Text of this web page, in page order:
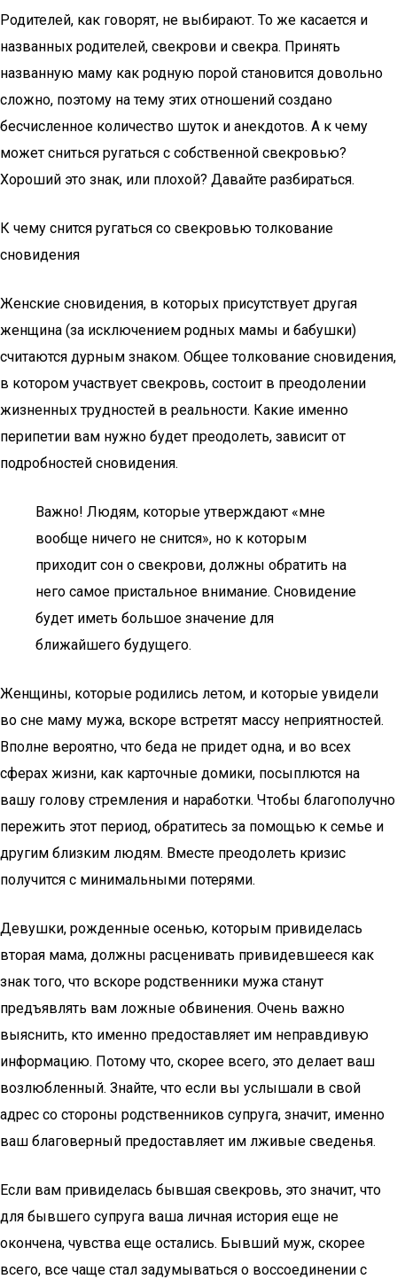
Родителей, как говорят, не выбирают. То же касается и
названных родителей, свекрови и свекра. Принять
названную маму как родную порой становится довольно
сложно, поэтому на тему этих отношений создано
бесчисленное количество шуток и анекдотов. А к чему
может сниться ругаться с собственной свекровью?
Хороший это знак, или плохой? Давайте разбираться.
К чему снится ругаться со свекровью толкование
сновидения
Женские сновидения, в которых присутствует другая
женщина (за исключением родных мамы и бабушки)
считаются дурным знаком. Общее толкование сновидения,
в котором участвует свекровь, состоит в преодолении
жизненных трудностей в реальности. Какие именно
перипетии вам нужно будет преодолеть, зависит от
подробностей сновидения.
Важно! Людям, которые утверждают «мне
вообще ничего не снится», но к которым
приходит сон о свекрови, должны обратить на
него самое пристальное внимание. Сновидение
будет иметь большое значение для
ближайшего будущего.
Женщины, которые родились летом, и которые увидели
во сне маму мужа, вскоре встретят массу неприятностей.
Вполне вероятно, что беда не придет одна, и во всех
сферах жизни, как карточные домики, посыплются на
вашу голову стремления и наработки. Чтобы благополучно
пережить этот период, обратитесь за помощью к семье и
другим близким людям. Вместе преодолеть кризис
получится с минимальными потерями.
Девушки, рожденные осенью, которым привиделась
вторая мама, должны расценивать привидевшееся как
знак того, что вскоре родственники мужа станут
предъявлять вам ложные обвинения. Очень важно
выяснить, кто именно предоставляет им неправдивую
информацию. Потому что, скорее всего, это делает ваш
возлюбленный. Знайте, что если вы услышали в свой
адрес со стороны родственников супруга, значит, именно
ваш благоверный предоставляет им лживые сведенья.
Если вам привиделась бывшая свекровь, это значит, что
для бывшего супруга ваша личная история еще не
окончена, чувства еще остались. Бывший муж, скорее
всего, все чаще стал задумываться о воссоединении с